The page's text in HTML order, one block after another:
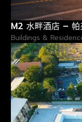
M2 水畔酒店 – 帕
Buildings &